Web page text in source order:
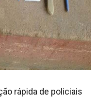
rápida de policiais